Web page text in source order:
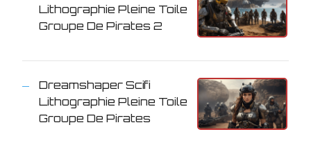
Lithographie Pleine Toile
Groupe De Pirates 2
Dreamshaper Scifi
Lithographie Pleine Toile
Groupe De Pirates